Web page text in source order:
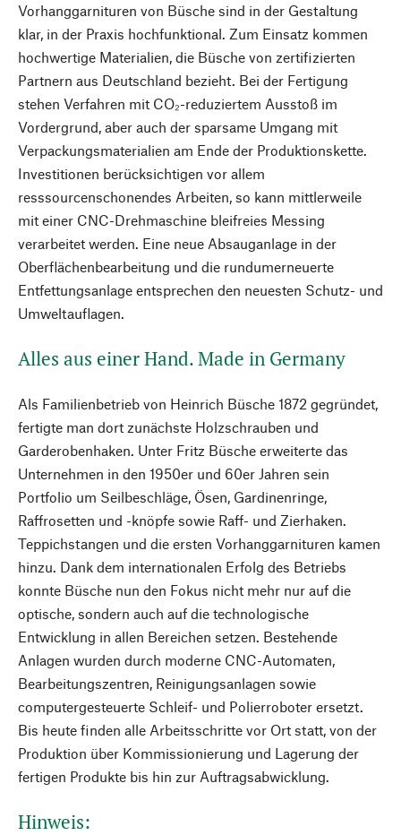
Vorhanggarnituren von Büsche sind in der Gestaltung
klar, in der Praxis hochfunktional. Zum Einsatz kommen
hochwertige Materialien, die Büsche von zertifizierten
Partnern aus Deutschland bezieht. Bei der Fertigung
stehen Verfahren mit CO₂-reduziertem Ausstoß im
Vordergrund, aber auch der sparsame Umgang mit
Verpackungsmaterialien am Ende der Produktionskette.
Investitionen berücksichtigen vor allem
resssourcenschonendes Arbeiten, so kann mittlerweile
mit einer CNC-Drehmaschine bleifreies Messing
verarbeitet werden. Eine neue Absauganlage in der
Oberflächenbearbeitung und die rundumerneuerte
Entfettungsanlage entsprechen den neuesten Schutz- und
Umweltauflagen.
Alles aus einer Hand. Made in Germany
Als Familienbetrieb von Heinrich Büsche 1872 gegründet,
fertigte man dort zunächste Holzschrauben und
Garderobenhaken. Unter Fritz Büsche erweiterte das
Unternehmen in den 1950er und 60er Jahren sein
Portfolio um Seilbeschläge, Ösen, Gardinenringe,
Raffrosetten und -knöpfe sowie Raff- und Zierhaken.
Teppichstangen und die ersten Vorhanggarnituren kamen
hinzu. Dank dem internationalen Erfolg des Betriebs
konnte Büsche nun den Fokus nicht mehr nur auf die
optische, sondern auch auf die technologische
Entwicklung in allen Bereichen setzen. Bestehende
Anlagen wurden durch moderne CNC-Automaten,
Bearbeitungszentren, Reinigungsanlagen sowie
computergesteuerte Schleif- und Polierroboter ersetzt.
Bis heute finden alle Arbeitsschritte vor Ort statt, von der
Produktion über Kommissionierung und Lagerung der
fertigen Produkte bis hin zur Auftragsabwicklung.
Hinweis: